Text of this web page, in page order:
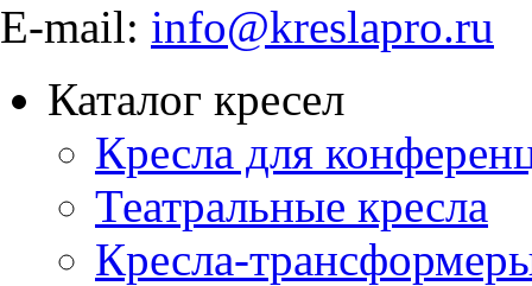
E-mail: info@kreslapro.ru
Каталог кресел
Кресла для
Театральные кресла
Кресла-